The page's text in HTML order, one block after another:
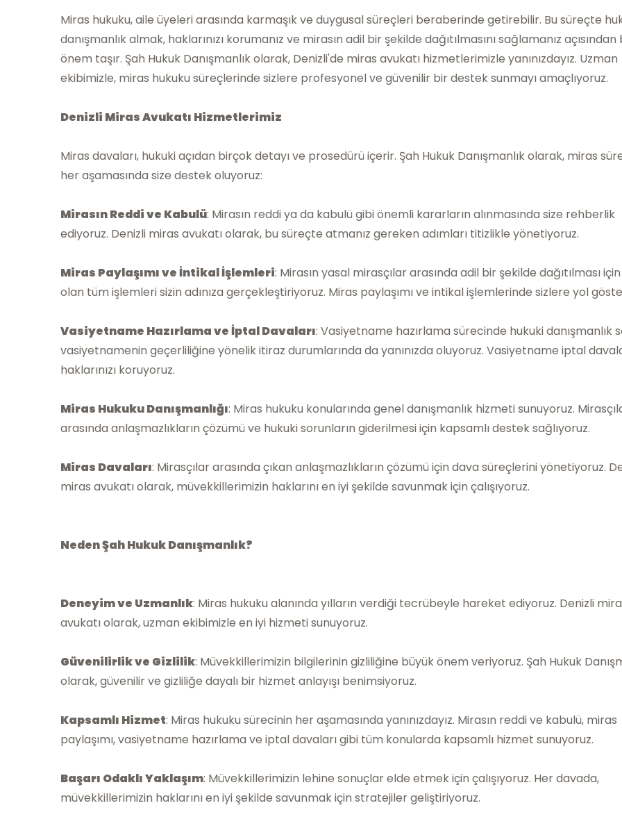
Miras hukuku, aile üyeleri arasında karmaşık ve duygusal süreçleri beraberinde getirebilir. Bu süreçte
danışmanlık almak, haklarınızı korumanız ve mirasın adil bir şekilde dağıtılmasını sağlamanız
önem taşır. Şah Hukuk Danışmanlık olarak, Denizli'de miras avukatı hizmetlerimizle yanınızdayız. Uzman
ekibimizle, miras hukuku süreçlerinde sizlere profesyonel ve güvenilir bir destek sunmayı amaçlıyoruz.
Denizli Miras Avukatı Hizmetlerimiz
Miras davaları, hukuki açıdan birçok detayı ve prosedürü içerir. Şah Hukuk Danışmanlık olarak, miras
her aşamasında size destek oluyoruz:
Mirasın Reddi ve Kabulü: Mirasın reddi ya da kabulü gibi önemli kararların alınmasında size rehberlik
ediyoruz. Denizli miras avukatı olarak, bu süreçte atmanız gereken adımları titizlikle yönetiyoruz.
Miras Paylaşımı ve İntikal İşlemleri: Mirasın yasal mirasçılar arasında adil bir şekilde dağıtılması
olan tüm işlemleri sizin adınıza gerçekleştiriyoruz. Miras paylaşımı ve intikal işlemlerinde sizlere yol
Vasiyetname Hazırlama ve İptal Davaları: Vasiyetname hazırlama sürecinde hukuki danışmanlık
vasiyetnamenin geçerliliğine yönelik itiraz durumlarında da yanınızda oluyoruz. Vasiyetname iptal
haklarınızı koruyoruz.
Miras Hukuku Danışmanlığı: Miras hukuku konularında genel danışmanlık hizmeti sunuyoruz.
arasında anlaşmazlıkların çözümü ve hukuki sorunların giderilmesi için kapsamlı destek sağlıyoruz.
Miras Davaları: Mirasçılar arasında çıkan anlaşmazlıkların çözümü için dava süreçlerini yönetiyoruz.
miras avukatı olarak, müvekkillerimizin haklarını en iyi şekilde savunmak için çalışıyoruz.
Neden Şah Hukuk Danışmanlık?
Deneyim ve Uzmanlık: Miras hukuku alanında yılların verdiği tecrübeyle hareket ediyoruz. Denizli
avukatı olarak, uzman ekibimizle en iyi hizmeti sunuyoruz.
Güvenilirlik ve Gizlilik: Müvekkillerimizin bilgilerinin gizliliğine büyük önem veriyoruz. Şah Hukuk
olarak, güvenilir ve gizliliğe dayalı bir hizmet anlayışı benimsiyoruz.
Kapsamlı Hizmet: Miras hukuku sürecinin her aşamasında yanınızdayız. Mirasın reddi ve kabulü, miras
paylaşımı, vasiyetname hazırlama ve iptal davaları gibi tüm konularda kapsamlı hizmet sunuyoruz.
Başarı Odaklı Yaklaşım: Müvekkillerimizin lehine sonuçlar elde etmek için çalışıyoruz. Her davada,
müvekkillerimizin haklarını en iyi şekilde savunmak için stratejiler geliştiriyoruz.